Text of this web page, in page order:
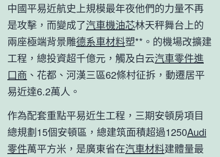
中國平易近航史上規模最年夜他們的力量不再
是攻擊，而變成了汽車機油芯林天秤舞台上的
兩座極端背景雕德系車材料塑**。的機場改擴建
工程，總投資超千億元，觸及白云汽車零件進
口商 、花都、河漢三區62條村征拆，動遷居平
易近達6.2萬人。
作為配套重點平易近生工程，三期安頓房項目
總規劃15個安頓區，總建筑面積超過1250Audi
零件萬平方米，是廣東省在汽車材料建體量最